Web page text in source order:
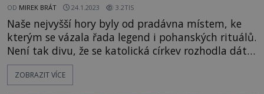
OD MIREK BRÁT 24.1.2023 3.2TIS
Naše nejvyšší hory byly od pradávna místem, ke
kterým se vázala řada legend i pohanských rituálů.
Není tak divu, že se katolická církev rozhodla dát
najevo, že nikoli Krakonoš či jiný horský duch, ale
ona je tady pánem. Na pomoc si přivedla i
ZOBRAZIT VÍCE